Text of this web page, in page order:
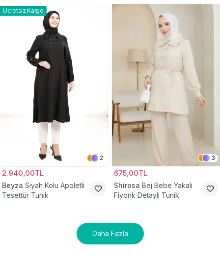
Ücretsiz Kargo
2
2.940,00TL
Beyza Siyah Kolu Apoletli
Tesettür Tunik
3
675,00TL
Shirosa Bej Bebe Yakalı
Fiyonk Detaylı Tunik
Daha Fazla